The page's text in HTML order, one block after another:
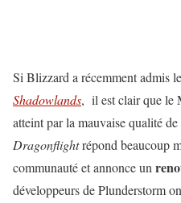
Si Blizzard a récemment admis
Shadowlands, il est clair que le
atteint par la mauvaise qualité
Dragonflightrépond beaucoup
communauté et annonce un
développeurs de Plunderstorm